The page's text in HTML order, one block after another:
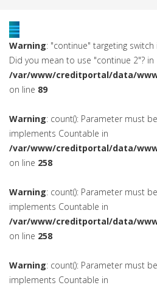
Warning: "continue" targeting
Did you mean to use "continue 2"? in
/var/www/creditportal/data/
on line 89
Warning: count(): Parameter must
implements Countable in
/var/www/creditportal/data/
on line 258
Warning: count(): Parameter must
implements Countable in
/var/www/creditportal/data/
on line 258
Warning: count(): Parameter must
implements Countable in